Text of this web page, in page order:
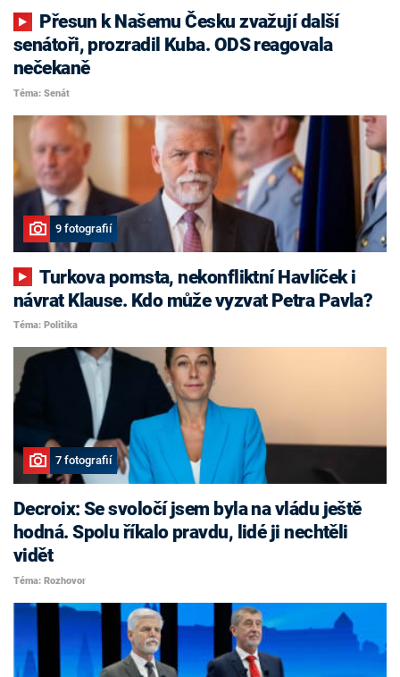
senátoři, prozradil Kuba. ODS reagovala
nečekaně
Téma: Senát
9 fotografií
Turkova pomsta, nekonfliktní Havlíček i
návrat Klause. Kdo může vyzvat Petra Pavla?
Téma: Politika
7 fotografií
Decroix: Se svoločí jsem byla na vládu ještě
hodná. Spolu říkalo pravdu, lidé ji nechtěli
vidět
Téma: Rozhovor